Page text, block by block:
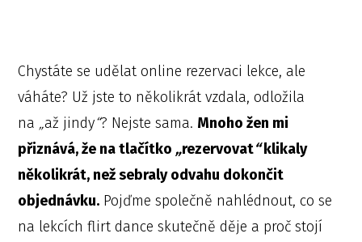
Chystáte se udělat online rezervaci lekce, ale
váháte? Už jste to několikrát vzdala, odložila
na „až jindy“? Nejste sama. Mnoho žen mi
přiznává, že na tlačítko „rezervovat“klikaly
několikrát, než sebraly odvahu dokončit
objednávku. Pojďme společně nahlédnout, co se
na lekcích flirt dance skutečně děje a proč stojí